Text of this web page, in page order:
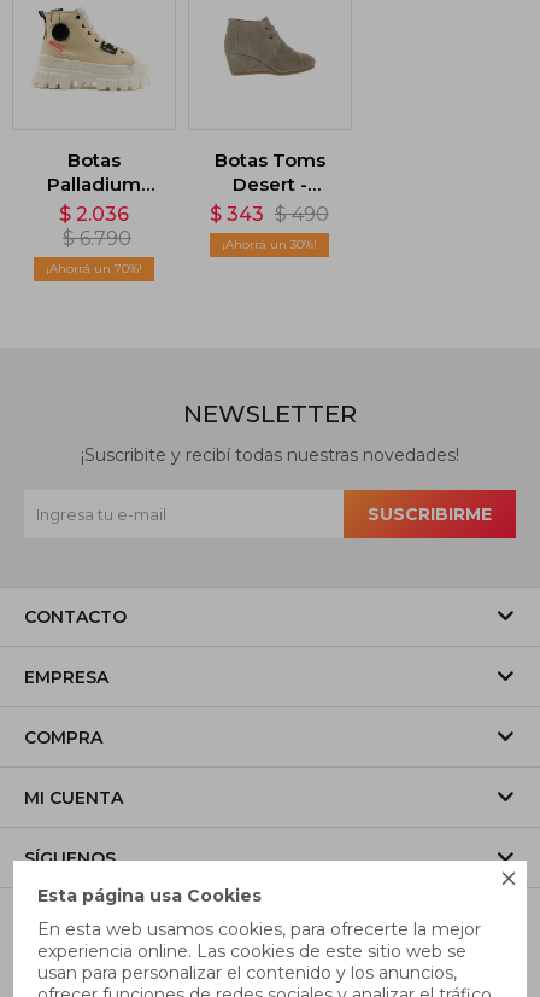

Esta página usa Cookies
En esta web usamos cookies, para ofrecerte la mejor
experiencia online. Las cookies de este sitio web se
usan para personalizar el contenido y los anuncios,
Botas
Palladium
Revolt HI TX -
Beige
$ 2.036
$ 6.790
70
Botas Toms
Desert -
Marrón
$ 343 $ 490
30
CONTACTO
EMPRESA
COMPRA
MI CUENTA
SÍGUENOS
NEWSLETTER
¡Suscribite y recibí todas nuestras novedades!
SUSCRIBIRME